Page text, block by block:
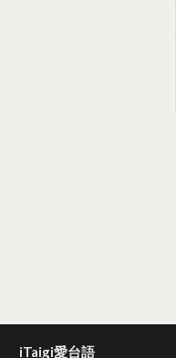
iTaigi愛台語